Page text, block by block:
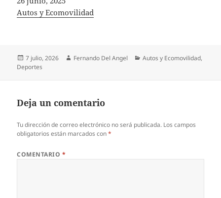
In relation to
Autos y Ecomovilidad
Publicado
el
7 julio, 2026 Autor
Fernando Del Angel Categorías
Autos y Ecomovilidad,
Deportes
Deja un comentario
Tu dirección de correo electrónico no será publicada. Los campos
obligatorios están marcados con*
COMENTARIO *